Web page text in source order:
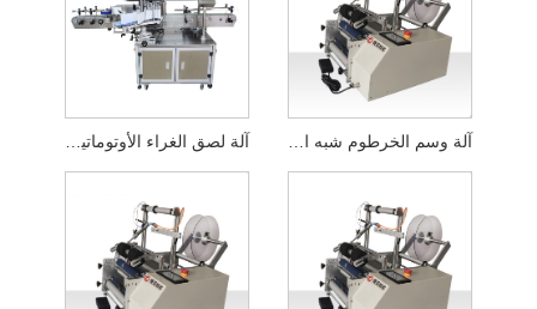
آلة لصق الغراء الأوتوماتيكية آلة وسم الخرطوم شبه الأوتوماتيكية